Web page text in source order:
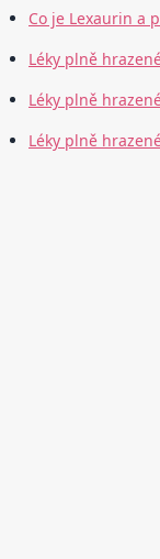
Co je Lexaurin a
Léky plně
Léky plně
Léky plně